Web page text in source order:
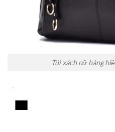
Túi xách nữ hàng